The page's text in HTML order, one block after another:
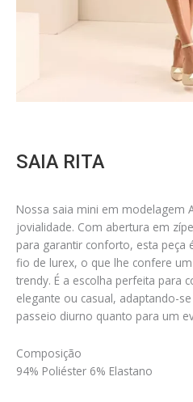
SAIA RITA
Nossa saia mini em modelagem
jovialidade. Com abertura em
para garantir conforto, esta peça
fio de lurex, o que lhe confere
trendy. É a escolha perfeita para
elegante ou casual, adaptando-
passeio diurno quanto para um
Composição
94% Poliéster 6% Elastano